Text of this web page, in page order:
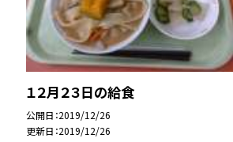
１２月２３日の給食
公開日 2019/12/26
更新日 2019/12/26